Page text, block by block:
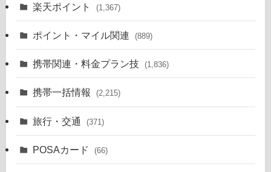
楽天ポイント (1,367)
ポイント・マイル関連 (889)
携帯関連・料金プラン技 (1,836)
携帯一括情報 (2,215)
旅行・交通 (371)
POSAカード (66)